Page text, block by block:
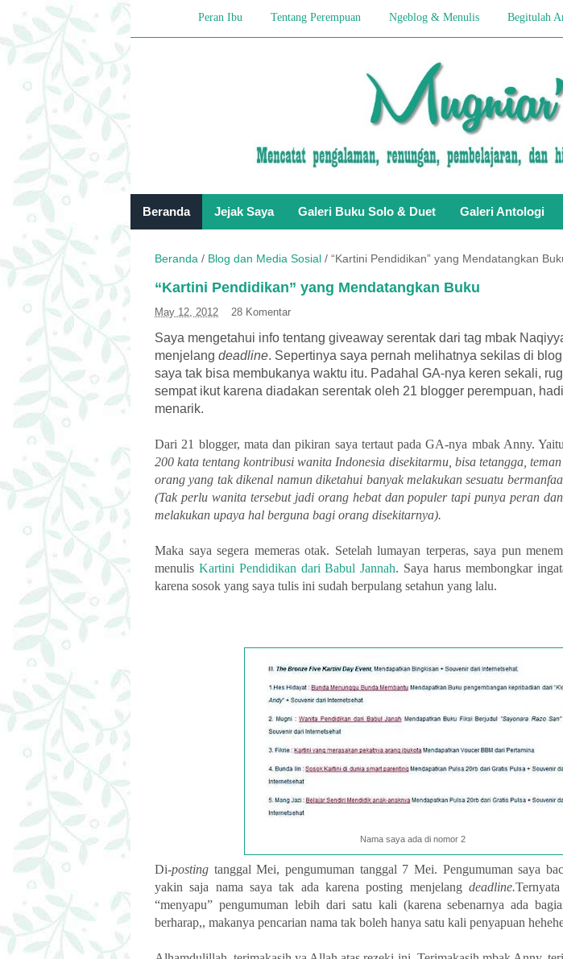
Peran Ibu Tentang Perempuan Ngeblog & Menulis Begitulah
Beranda Jejak Saya Galeri Buku Solo & Duet Galeri Antologi
Beranda / Blog dan Media Sosial / “Kartini Pendidikan” yang Mendatangkan
“Kartini Pendidikan” yang Mendatangkan Buku
May 12, 2012 28 Komentar
Saya mengetahui info tentang giveaway serentak dari tag mbak
menjelang deadline. Sepertinya saya pernah melihatnya sekilas di
saya tak bisa membukanya waktu itu. Padahal GA-nya keren sekali,
sempat ikut karena diadakan serentak oleh 21 blogger perempuan,
menarik.
Dari 21 blogger, mata dan pikiran saya tertaut pada GA-nya mbak Anny.
200 kata tentang kontribusi wanita Indonesia disekitarmu, bisa tetangga,
orang yang tak dikenal namun diketahui banyak melakukan sesuatu
(Tak perlu wanita tersebut jadi orang hebat dan populer tapi punya peran
melakukan upaya hal berguna bagi orang disekitarnya).
Maka saya segera memeras otak. Setelah lumayan terperas, saya pun
menulis Kartini Pendidikan dari Babul Jannah. Saya harus membongkar
karena sosok yang saya tulis ini sudah berpulang setahun yang lalu.
Nama saya ada di nomor 2
Di-posting tanggal Mei, pengumuman tanggal 7 Mei. Pengumuman saya
yakin saja nama saya tak ada karena posting menjelang deadline.
“menyapu” pengumuman lebih dari satu kali (karena sebenarnya ada
berharap,, makanya pencarian nama tak boleh hanya satu kali penyapuan